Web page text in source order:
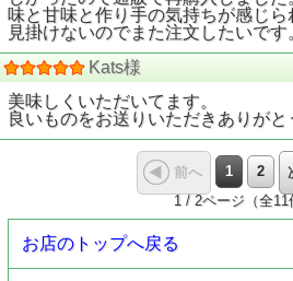
味と甘味と作り手の気持ちが感じ
見掛けないのでまた注文したいです
Kats様
美味しくいただいてます。
良いものをお送りいただきありがと
前へ 1 2
1 / 2ページ（全11
お店のトップへ戻る